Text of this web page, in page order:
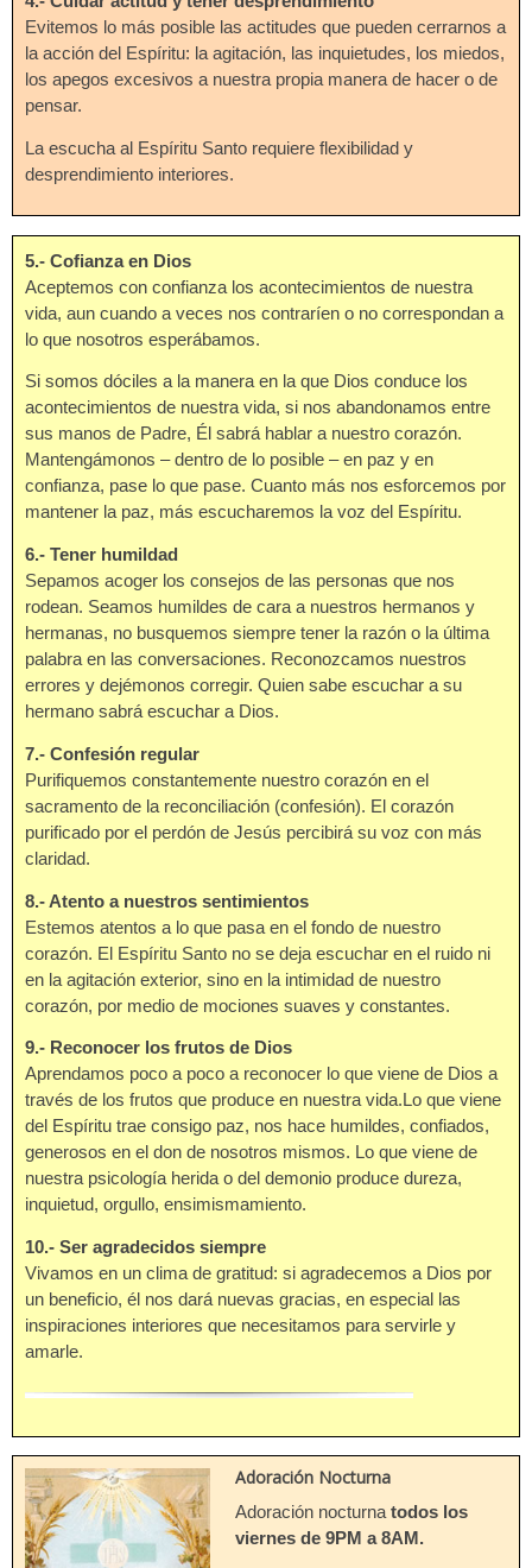
Evitemos lo más posible las actitudes que pueden cerrarnos a
la acción del Espíritu: la agitación, las inquietudes, los miedos,
los apegos excesivos a nuestra propia manera de hacer o de
pensar.
La escucha al Espíritu Santo requiere flexibilidad y
desprendimiento interiores.
5.- Cofianza en Dios
Aceptemos con confianza los acontecimientos de nuestra
vida, aun cuando a veces nos contraríen o no correspondan a
lo que nosotros esperábamos.
Si somos dóciles a la manera en la que Dios conduce los
acontecimientos de nuestra vida, si nos abandonamos entre
sus manos de Padre, Él sabrá hablar a nuestro corazón.
Mantengámonos – dentro de lo posible – en paz y en
confianza, pase lo que pase. Cuanto más nos esforcemos por
mantener la paz, más escucharemos la voz del Espíritu.
6.- Tener humildad
Sepamos acoger los consejos de las personas que nos
rodean. Seamos humildes de cara a nuestros hermanos y
hermanas, no busquemos siempre tener la razón o la última
palabra en las conversaciones. Reconozcamos nuestros
errores y dejémonos corregir. Quien sabe escuchar a su
hermano sabrá escuchar a Dios.
7.- Confesión regular
Purifiquemos constantemente nuestro corazón en el
sacramento de la reconciliación (confesión). El corazón
purificado por el perdón de Jesús percibirá su voz con más
claridad.
8.- Atento a nuestros sentimientos
Estemos atentos a lo que pasa en el fondo de nuestro
corazón. El Espíritu Santo no se deja escuchar en el ruido ni
en la agitación exterior, sino en la intimidad de nuestro
corazón, por medio de mociones suaves y constantes.
9.- Reconocer los frutos de Dios
Aprendamos poco a poco a reconocer lo que viene de Dios a
través de los frutos que produce en nuestra vida.Lo que viene
del Espíritu trae consigo paz, nos hace humildes, confiados,
generosos en el don de nosotros mismos. Lo que viene de
nuestra psicología herida o del demonio produce dureza,
inquietud, orgullo, ensimismamiento.
10.- Ser agradecidos siempre
Vivamos en un clima de gratitud: si agradecemos a Dios por
un beneficio, él nos dará nuevas gracias, en especial las
inspiraciones interiores que necesitamos para servirle y
amarle.
Adoración Nocturna
Adoración nocturna todos los
viernes de 9PM a 8AM.